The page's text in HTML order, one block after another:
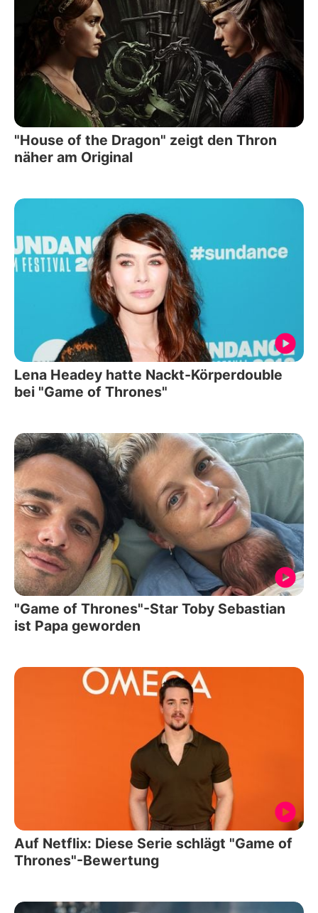
"House of the Dragon" zeigt den Thron
näher am Original
Lena Headey hatte Nackt-Körperdouble
bei "Game of Thrones"
"Game of Thrones"-Star Toby Sebastian
ist Papa geworden
Auf Netflix: Diese Serie schlägt "Game of
Thrones"-Bewertung